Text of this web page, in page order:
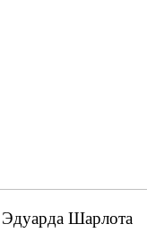
Шарлота